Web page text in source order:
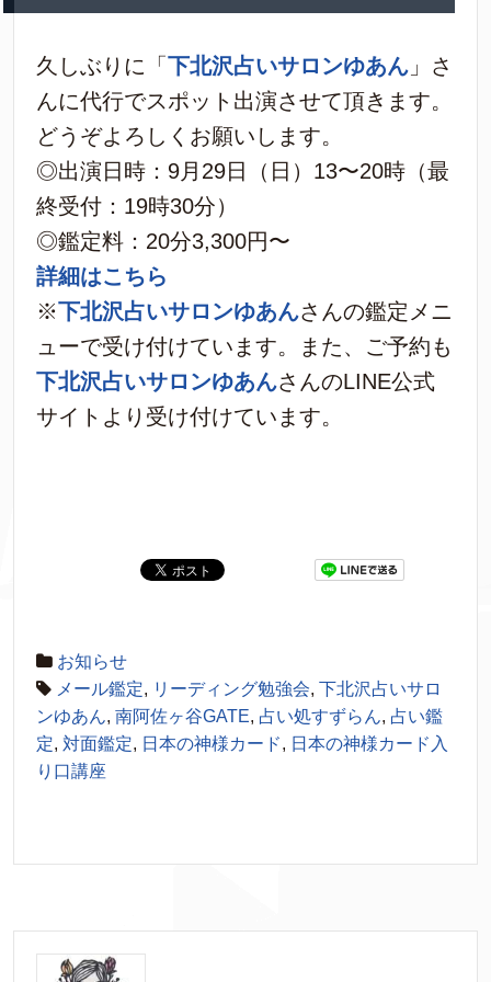
久しぶりに「 下北沢占いサロンゆあん 」さ
んに代行でスポット出演させて頂きます。
どうぞよろしくお願いします。
◎出演日時：9月29日（日）13〜20時（最
終受付：19時30分）
◎鑑定料：20分3,300円〜
詳細はこちら
※下北沢占いサロンゆあんさんの鑑定メニ
ューで受け付けています。また、ご予約も
下北沢占いサロンゆあんさんのLINE公式
サイトより受け付けています。
お知らせ
メール鑑定, リーディング勉強会, 下北沢占いサロ
ンゆあん, 南阿佐ヶ谷GATE, 占い処すずらん, 占い鑑
定, 対面鑑定, 日本の神様カード, 日本の神様カード入
り口講座